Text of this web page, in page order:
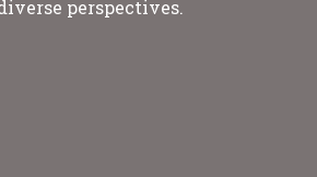
perspectives.